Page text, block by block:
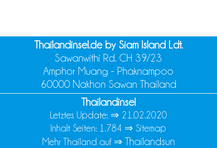
Thailandinsel.de by Siam Island Ldt.
Sawanwithi Rd. CH 39/23
Amphor Muang - Phaknampoo
60000 Nakhon Sawan Thailand
Thailandinsel
Letztes Update: ⇒ 21.02.2020
Inhalt Seiten: 1.784 ⇒ Sitemap
Mehr Thailand auf ⇒ Thailandsun